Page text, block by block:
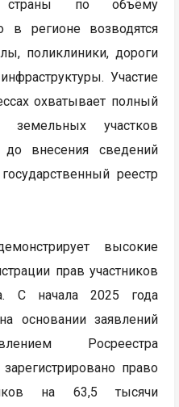
страны по объёму
в регионе возводятся
поликлиники, дороги
Участие
охватывает полный
участков
внесения сведений
реестр
высокие
прав участников
С начала 2025 года
заявлений
Росреестра
право
на 63,5 тысячи